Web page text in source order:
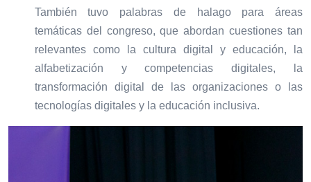
También tuvo palabras de halago para áreas
temáticas del congreso, que abordan cuestiones tan
relevantes como la cultura digital y educación, la
alfabetización y competencias digitales, la
transformación digital de las organizaciones o las
tecnologías digitales y la educación inclusiva.